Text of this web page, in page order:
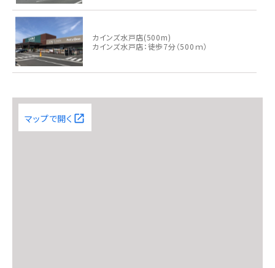
カインズ水戸店(500m)
カインズ水戸店：徒歩7分（500ｍ）
マップで開く